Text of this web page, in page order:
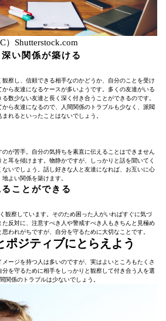
C）Shutterstock.com
い関係が築ける
察し、信頼できる相手なのかどうか、自分のことを受け
ら友達になるケースが多いようです。多くの友達がいる
数少ない友達と長く深く付き合うことができるのです。
ら友達になるので、人間関係のトラブルも少なく、派閥
れるといったことはないでしょう。
が苦手。自分の気持ちを素直に伝えることはできません
耳を傾けます。物静かですが、しっかりと話を聞いてく
いでしょう。話し好きな人と友達になれば、お互いに心
地よい関係を築けます。
ことができる
観察しています。そのため困った人がいればすぐに気づ
た反対に、注意すべき人や警戒すべき人もきちんと見極め
われがちですが、自分を守るために大切なことです。
ポジティブにとらえよう
ージを持つ人は多いのですが、実はよいところもたくさ
を守るために相手をしっかりと観察して付き合う人を選
関係のトラブルは少ないでしょう。